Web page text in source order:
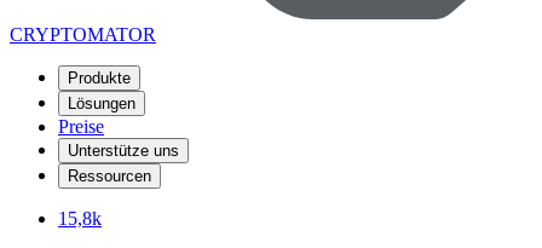
CRYPTOMATOR
Produkte
Lösungen
Preise
Unterstütze uns
Ressourcen
15,8k